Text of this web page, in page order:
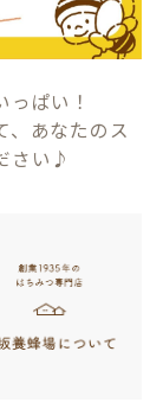
ぱい！
、あなたのス
さい♪